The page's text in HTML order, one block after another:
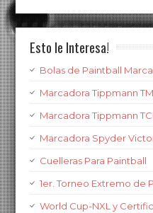
Esto le Interesa!
Bolas de Paintball
Marcadora Tippmann
Marcadora Tippmann
Marcadora Spyder
Cuelleras Para Paintball
1er. Torneo Extremo de
World Cup-NXL y